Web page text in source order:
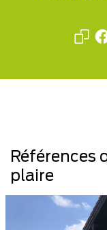
Références
plaire